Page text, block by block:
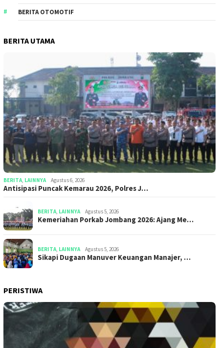
BERITA OTOMOTIF
BERITA UTAMA
BERITA LAINNYA Agustus 6, 2026
Antisipasi Puncak Kemarau 2026, Polres J…
BERITA LAINNYA Agustus 5, 2026
Kemeriahan Porkab Jombang 2026: Ajang Me…
BERITA LAINNYA Agustus 5, 2026
Sikapi Dugaan Manuver Keuangan Manajer, …
PERISTIWA